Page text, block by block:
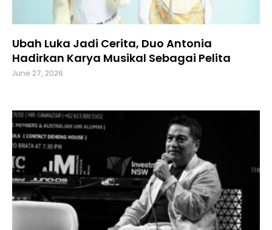
Ubah Luka Jadi Cerita, Duo Antonia
Hadirkan Karya Musikal Sebagai Pelita
June 27, 2026